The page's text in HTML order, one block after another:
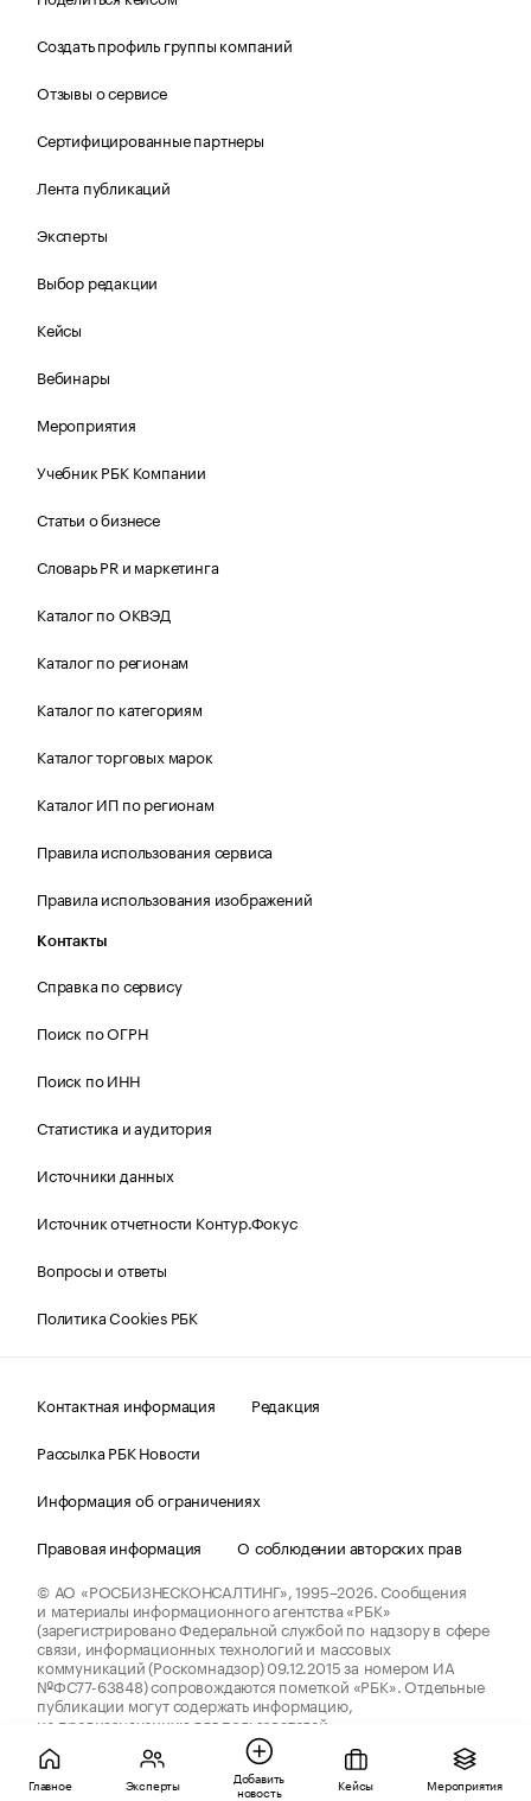
Создать профиль группы компаний
Отзывы о сервисе
Сертифицированные партнеры
Лента публикаций
Эксперты
Выбор редакции
Кейсы
Вебинары
Мероприятия
Учебник РБК Компании
Статьи о бизнесе
Словарь PR и маркетинга
Каталог по ОКВЭД
Каталог по регионам
Каталог по категориям
Каталог торговых марок
Каталог ИП по регионам
Правила использования сервиса
Правила использования изображений
Контакты
Справка по сервису
Поиск по ОГРН
Поиск по ИНН
Статистика и аудитория
Источники данных
Источник отчетности Контур.Фокус
Вопросы и ответы
Политика Cookies РБК
Контактная информация
Редакция
Рассылка РБК Новости
Информация об ограничениях
Правовая информация
О соблюдении авторских прав
© АО «РОСБИЗНЕСКОНСАЛТИНГ»,1995–2026.Сообщения
и материалы информационного агентства «РБК»
(зарегистрировано Федеральной службой по надзору в сфере
связи, информационных технологий и массовых
коммуникаций (Роскомнадзор) 09.12.2015 за номером ИА
№ФС77-63848) сопровождаются пометкой «РБК». Отдельные
публикации могут содержать информацию,
не предназначенную для пользователей
до 18 лет.
companycardsfeedback@rbc.ru
Главное Эксперты Добавить
новость Кейсы Мероприятия